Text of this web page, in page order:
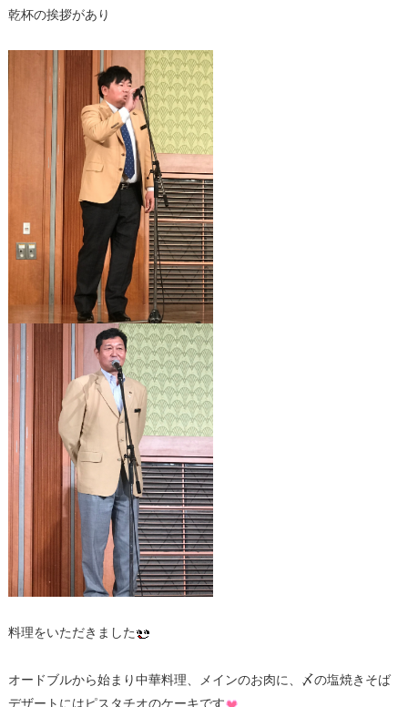
乾杯の挨拶があり
料理をいただきました
オードブルから始まり中華料理、メインのお肉に、〆の塩焼きそば
デザートにはピスタチオのケーキです